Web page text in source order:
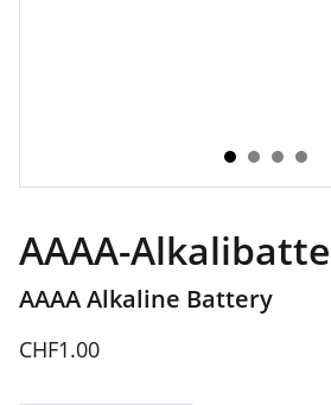
AAAA-
AAAA Alkaline Battery
CHF1.00